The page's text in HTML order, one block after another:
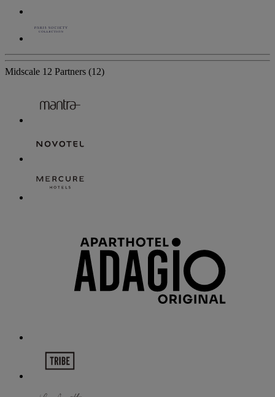
Midscale 12 Partners (12)